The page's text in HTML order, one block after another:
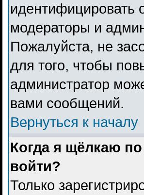
идентифицировать
модераторы и
Пожалуйста, не
для того, чтобы
администратор
вами сообщений.
Вернуться к началу
Когда я щёлкаю
войти?
Только